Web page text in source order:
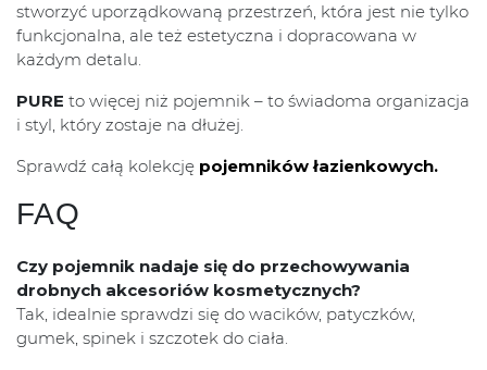
stworzyć uporządkowaną przestrzeń, która jest nie tylko
funkcjonalna, ale też estetyczna i dopracowana w
każdym detalu.
PURE to więcej niż pojemnik – to świadoma organizacja
i styl, który zostaje na dłużej.
Sprawdź całą kolekcję pojemników łazienkowych.
FAQ
Czy pojemnik nadaje się do przechowywania
drobnych akcesoriów kosmetycznych?
Tak, idealnie sprawdzi się do wacików, patyczków,
gumek, spinek i szczotek do ciała.